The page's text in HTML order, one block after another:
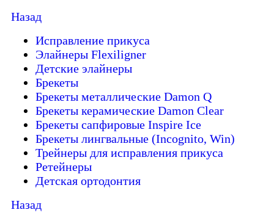
Назад
Исправление прикуса
Элайнеры Flexiligner
Детские элайнеры
Брекеты
Брекеты металлические Damon Q
Брекеты керамические Damon Clear
Брекеты сапфировые Inspire Ice
Брекеты лингвальные (Incognito, Win)
Трейнеры для исправления прикуса
Ретейнеры
Детская ортодонтия
Назад